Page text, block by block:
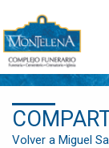
Volver a Miguel